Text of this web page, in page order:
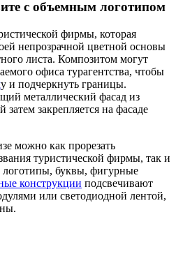
с объемным логотипом
фирмы, которая
непрозрачной цветной основы
листа. Композитом могут
офиса турагентства, чтобы
у и подчеркнуть границы.
металлический фасад из
закрепляется на фасаде
можно как прорезать
туристической фирмы, так и
логотипы, буквы, фигурные
конструкции подсвечивают
или светодиодной лентой,